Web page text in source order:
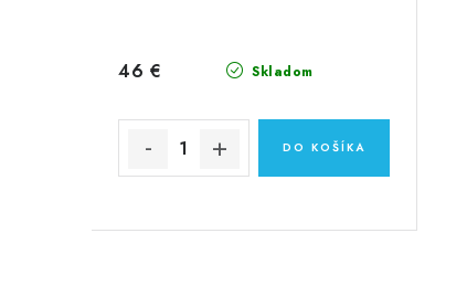
Skladom
46 €
DO KOŠÍKA